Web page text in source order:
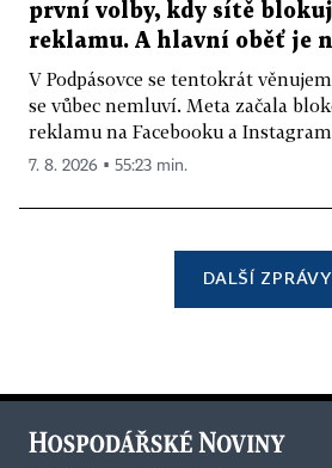
první volby, kdy sítě
reklamu. A hlavní oběť je
V Podpásovce se tentokrát
se vůbec nemluví. Meta začala
reklamu na Facebooku a
7. 8. 2026 ▪ 55:23 min.
DALŠÍ ZPRÁVY